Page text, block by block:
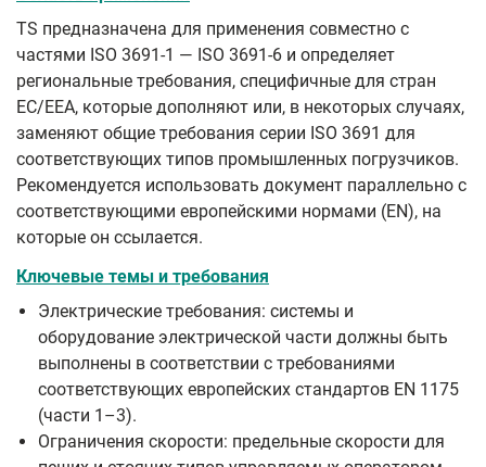
TS предназначена для применения совместно с
частями ISO 3691‑1 — ISO 3691‑6 и определяет
региональные требования, специфичные для стран
EC/EEA, которые дополняют или, в некоторых случаях,
заменяют общие требования серии ISO 3691 для
соответствующих типов промышленных погрузчиков.
Рекомендуется использовать документ параллельно с
соответствующими европейскими нормами (EN), на
которые он ссылается.
Ключевые темы и требования
Электрические требования: системы и
оборудование электрической части должны быть
выполнены в соответствии с требованиями
соответствующих европейских стандартов EN 1175
(части 1–3).
Ограничения скорости: предельные скорости для